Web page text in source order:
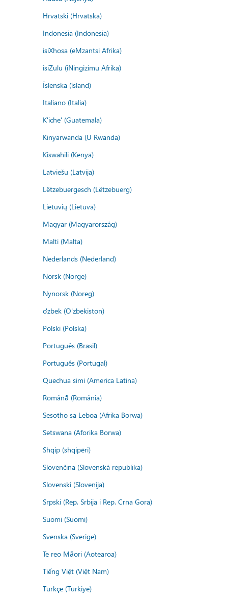
Hrvatski (Hrvatska)
Indonesia (Indonesia)
isiXhosa (eMzantsi Afrika)
isiZulu (iNingizimu Afrika)
Íslenska (ísland)
Italiano (Italia)
K'iche' (Guatemala)
Kinyarwanda (U Rwanda)
Kiswahili (Kenya)
Latviešu (Latvija)
Lëtzebuergesch (Lëtzebuerg)
Lietuvių (Lietuva)
Magyar (Magyarország)
Malti (Malta)
Nederlands (Nederland)
Norsk (Norge)
Nynorsk (Noreg)
o'zbek (O'zbekiston)
Polski (Polska)
Português (Brasil)
Português (Portugal)
Quechua simi (America Latina)
Română (România)
Sesotho sa Leboa (Afrika Borwa)
Setswana (Aforika Borwa)
Shqip (shqipëri)
Slovenčina (Slovenská republika)
Slovenski (Slovenija)
Srpski (Rep. Srbija i Rep. Crna Gora)
Suomi (Suomi)
Svenska (Sverige)
Te reo Māori (Aotearoa)
Tiếng Việt (Việt Nam)
Türkçe (Türkiye)